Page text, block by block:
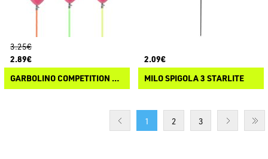
3.25€
2.89€
GARBOLINO COMPETITION SP X08
2.09€
MILO SPIGOLA 3 STARLITE
1 2 3